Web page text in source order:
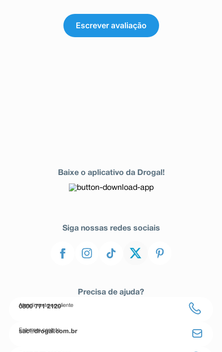
Escrever avaliação
Baixe o aplicativo da Drogal!
Siga nossas redes sociais
Precisa de ajuda?
Atendimento ao cliente
0800 771 2120
Entre em contato
sac@drogal.com.br